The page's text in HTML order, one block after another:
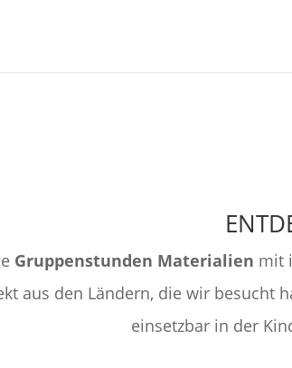
Gruppenstunden Materialien mit
aus den Ländern, die wir besucht
einsetzbar in der